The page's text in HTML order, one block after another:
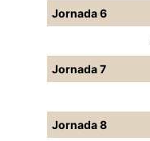
Jornada 6
Jornada 7
Jornada 8